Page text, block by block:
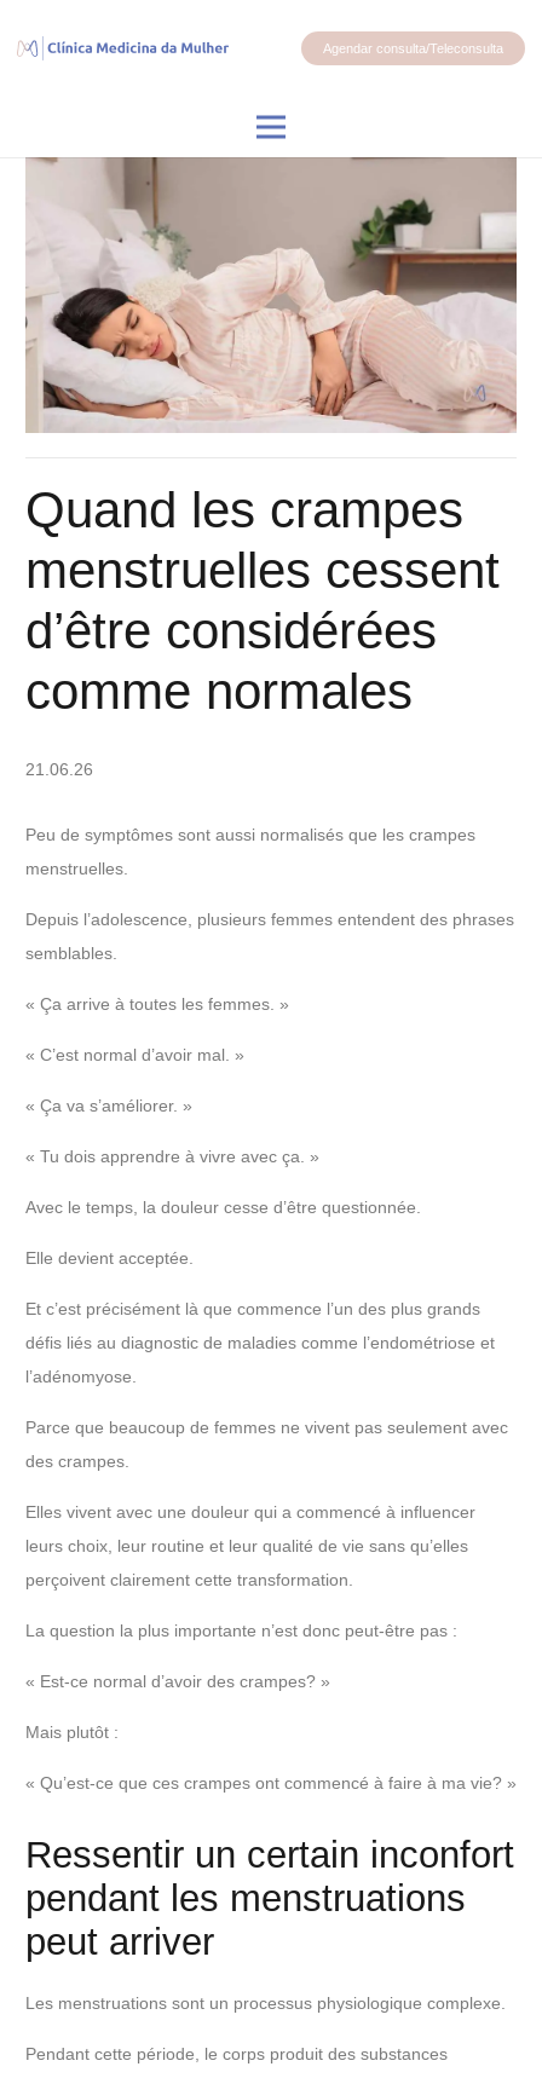
Agendar consulta/Teleconsulta
Quand les crampes
menstruelles cessent
d’être considérées
comme normales
21.06.26
Peu de symptômes sont aussi normalisés que les crampes
menstruelles.
Depuis l’adolescence, plusieurs femmes entendent des phrases
semblables.
« Ça arrive à toutes les femmes. »
« C’est normal d’avoir mal. »
« Ça va s’améliorer. »
« Tu dois apprendre à vivre avec ça. »
Avec le temps, la douleur cesse d’être questionnée.
Elle devient acceptée.
Et c’est précisément là que commence l’un des plus grands
défis liés au diagnostic de maladies comme l’endométriose et
l’adénomyose.
Parce que beaucoup de femmes ne vivent pas seulement avec
des crampes.
Elles vivent avec une douleur qui a commencé à influencer
leurs choix, leur routine et leur qualité de vie sans qu’elles
perçoivent clairement cette transformation.
La question la plus importante n’est donc peut-être pas :
« Est-ce normal d’avoir des crampes? »
Mais plutôt :
« Qu’est-ce que ces crampes ont commencé à faire à ma vie? »
Ressentir un certain inconfort
pendant les menstruations
peut arriver
Les menstruations sont un processus physiologique complexe.
Pendant cette période, le corps produit des substances